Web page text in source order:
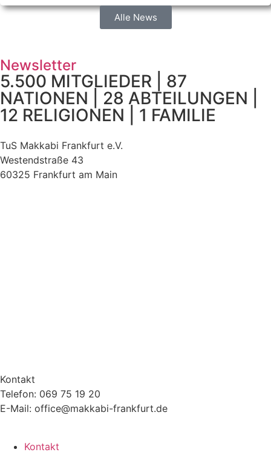
Alle News
Newsletter
5.500 MITGLIEDER | 87
NATIONEN | 28 ABTEILUNGEN |
12 RELIGIONEN | 1 FAMILIE
TuS Makkabi Frankfurt e.V.
Westendstraße 43
60325 Frankfurt am Main
Kontakt
Telefon: 069 75 19 20
E-Mail: office@makkabi-frankfurt.de
Kontakt